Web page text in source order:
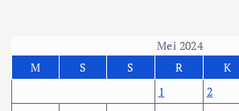
Mei 2024
M
S S R K
1
2